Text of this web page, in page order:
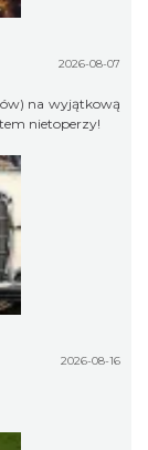
2026-08-07
na wyjątkową
nietoperzy!
2026-08-16